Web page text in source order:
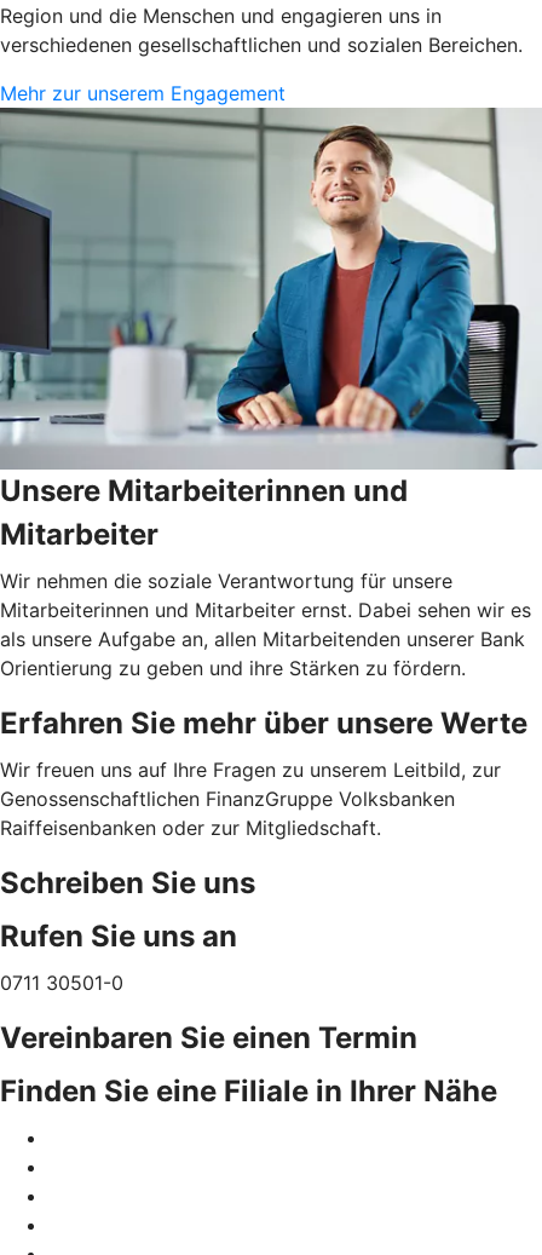
Region und die Menschen und engagieren uns in
verschiedenen gesellschaftlichen und sozialen Bereichen.
Mehr zur unserem Engagement
Unsere Mitarbeiterinnen und
Mitarbeiter
Wir nehmen die soziale Verantwortung für unsere
Mitarbeiterinnen und Mitarbeiter ernst. Dabei sehen wir es
als unsere Aufgabe an, allen Mitarbeitenden unserer Bank
Orientierung zu geben und ihre Stärken zu fördern.
Erfahren Sie mehr über unsere Werte
Wir freuen uns auf Ihre Fragen zu unserem Leitbild, zur
Genossenschaftlichen FinanzGruppe Volksbanken
Raiffeisenbanken oder zur Mitgliedschaft.
Schreiben Sie uns
Rufen Sie uns an
0711 30501-0
Vereinbaren Sie einen Termin
Finden Sie eine Filiale in Ihrer Nähe